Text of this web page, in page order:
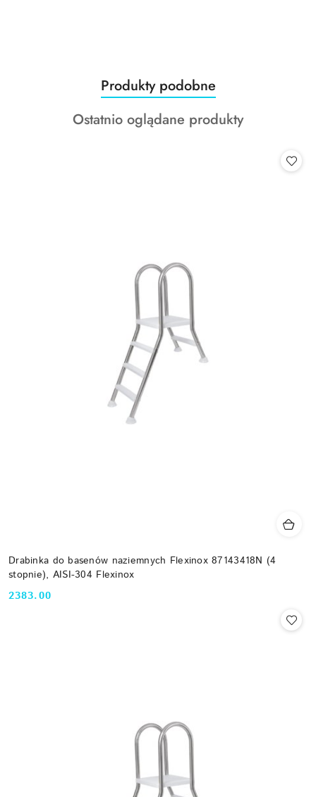
Pomiń karuzelę produktów
Produkty
o
statusie:
Produkty podobne
Produkty
Ostatnio oglądane produkty
Drabinka do basenów naziemnych Flexinox 87143418N (4
stopnie), AISI-304 Flexinox
Cena:
2383.00